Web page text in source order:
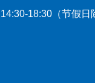
14:30-18:30（节假日